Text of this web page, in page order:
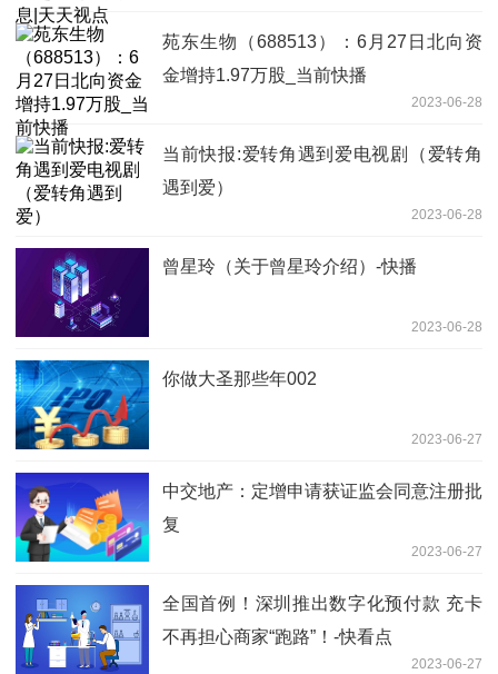
苑东生物（688513）：6月27日北向资
金增持1.97万股_当前快播
2023-06-28
当前快报:爱转角遇到爱电视剧（爱转角
遇到爱）
2023-06-28
曾星玲（关于曾星玲介绍）-快播
2023-06-28
你做大圣那些年002
2023-06-27
中交地产：定增申请获证监会同意注册批
复
2023-06-27
全国首例！深圳推出数字化预付款 充卡
不再担心商家“跑路”！-快看点
2023-06-27